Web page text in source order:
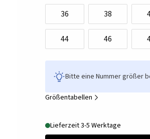
36 38
44 46
Bitte eine Nummer größer
Größentabellen
Lieferzeit 3-5 Werktage